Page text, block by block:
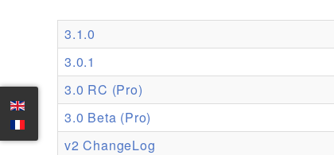
3.1.0
3.0.1
3.0 RC (Pro)
3.0 Beta (Pro)
v2 ChangeLog